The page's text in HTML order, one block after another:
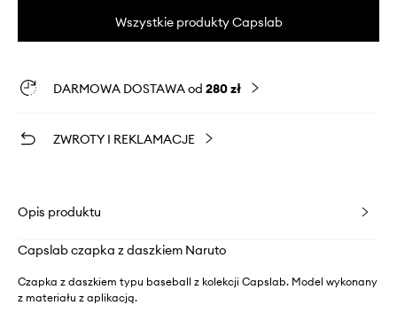
Wszystkie produkty Capslab
DARMOWA DOSTAWA od 280 zł
ZWROTY I REKLAMACJE
Opis produktu
Capslab czapka z daszkiem Naruto
Czapka z daszkiem typu baseball z kolekcji Capslab. Model wykonany
z materiału z aplikacją.